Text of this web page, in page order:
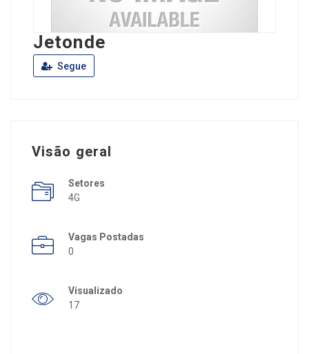
Jetonde
Segue
Visão geral
Setores
4G
Vagas Postadas
0
Visualizado
17